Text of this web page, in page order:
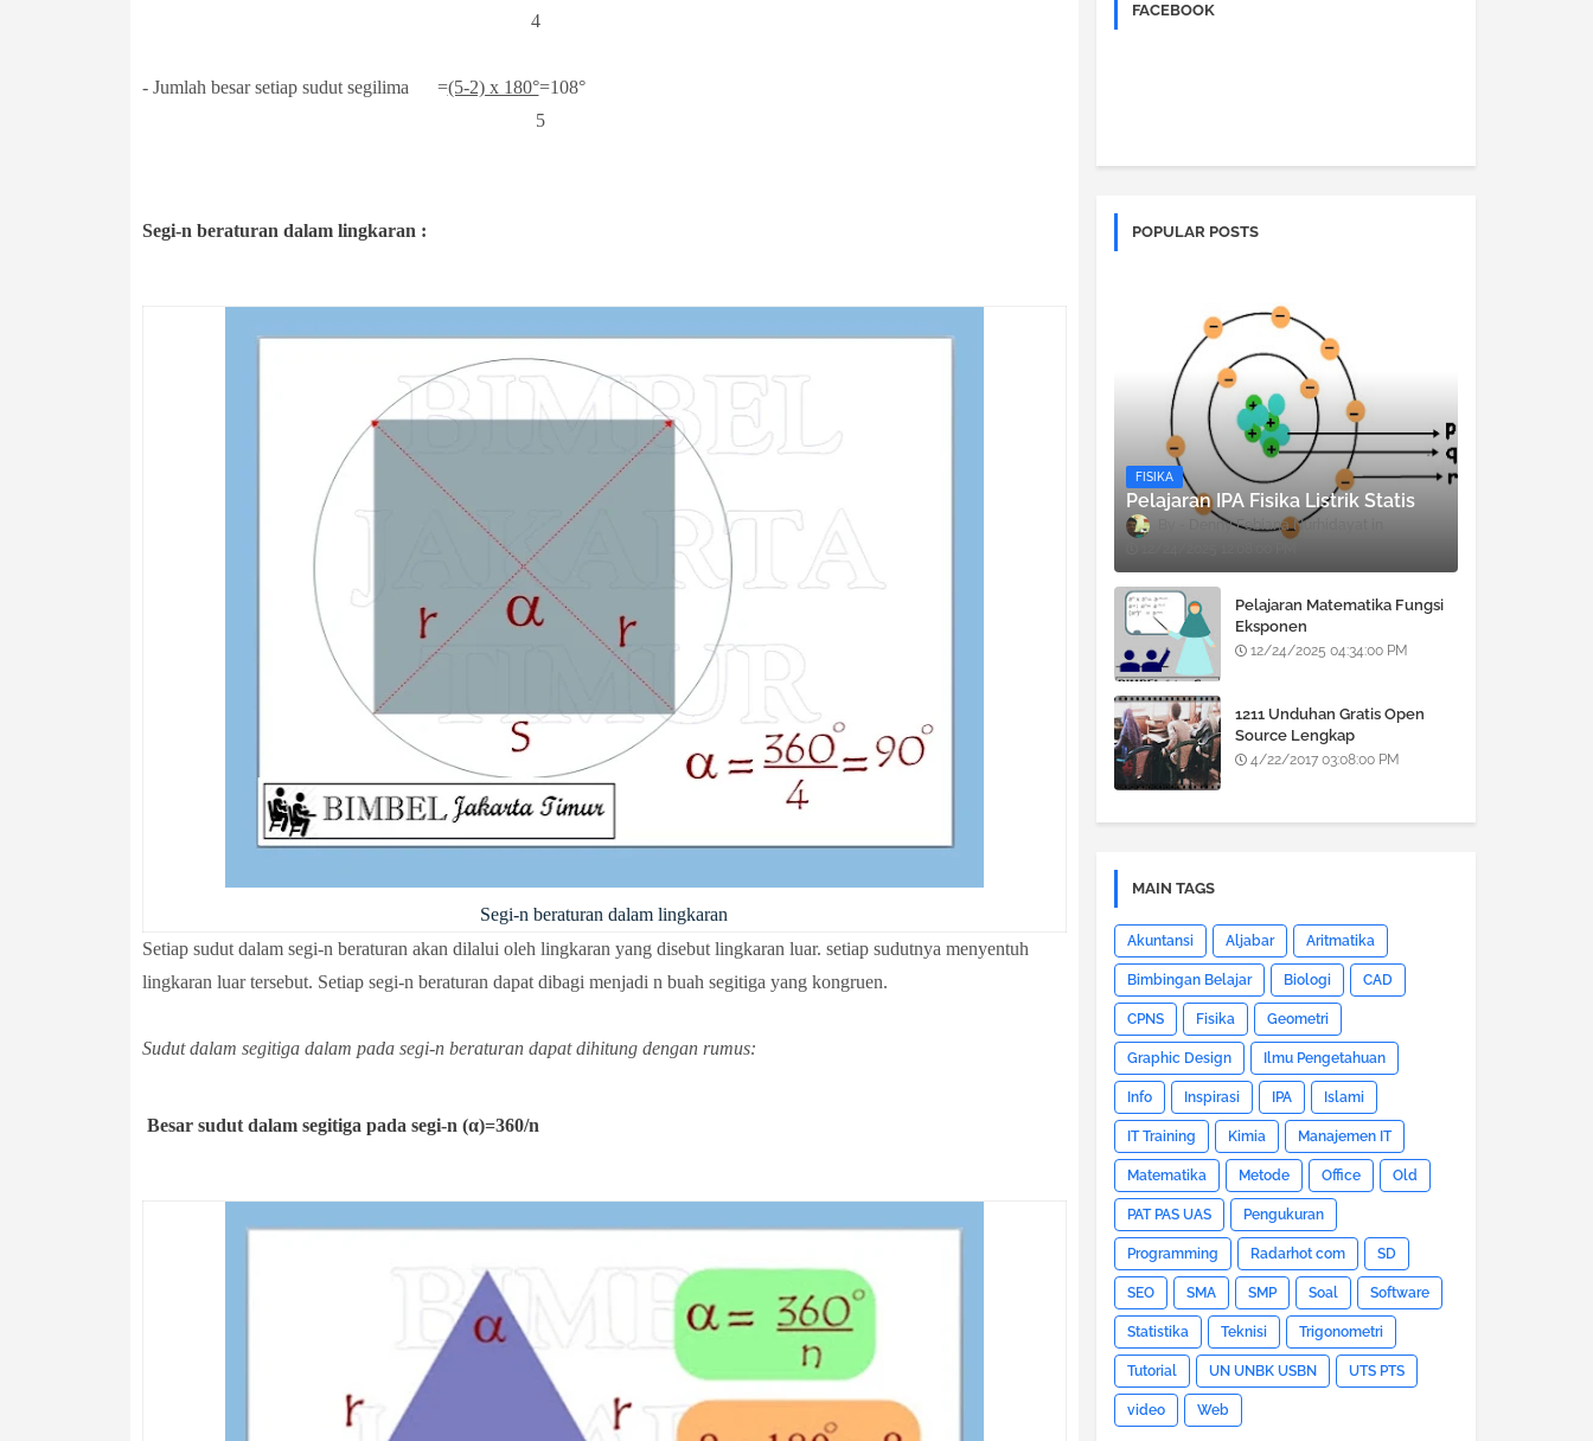
4
- Jumlah besar setiap sudut segilima =(5-2) x 180°=108°
5
Segi-n beraturan dalam lingkaran :
Segi-n beraturan dalam lingkaran
Setiap sudut dalam segi-n beraturan akan dilalui oleh lingkaran yang disebut lingkaran luar. setiap sudutnya menyentuh
lingkaran luar tersebut. Setiap segi-n beraturan dapat dibagi menjadi n buah segitiga yang kongruen.
Sudut dalam segitiga dalam pada segi-n beraturan dapat dihitung dengan rumus:
Besar sudut dalam segitiga pada segi-n (α)=360/n
FACEBOOK
POPULAR POSTS
FISIKA
Pelajaran IPA Fisika Listrik Statis
Denny Febiana Nurhidayat
Pelajaran Matematika Fungsi
Eksponen
12/24/2025 04:34:00 PM
1211 Unduhan Gratis Open
Source Lengkap
4/22/2017 03:08:00 PM
MAIN TAGS
Akuntansi Aljabar Aritmatika
Bimbingan Belajar Biologi CAD
CPNS Fisika Geometri
Graphic Design Ilmu Pengetahuan
Info Inspirasi IPA Islami
IT Training Kimia Manajemen IT
Matematika Metode Office Old
PAT PAS UAS Pengukuran
Programming Radarhot com SD
SEO SMA SMP Soal Software
Statistika Teknisi Trigonometri
Tutorial UN UNBK USBN UTS PTS
video Web